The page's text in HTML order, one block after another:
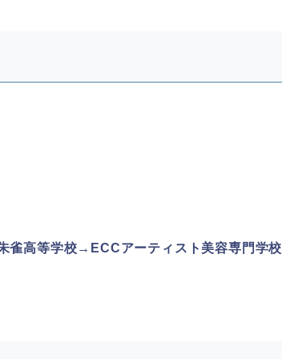
雀高等学校→ECCアーティスト美容専門学校